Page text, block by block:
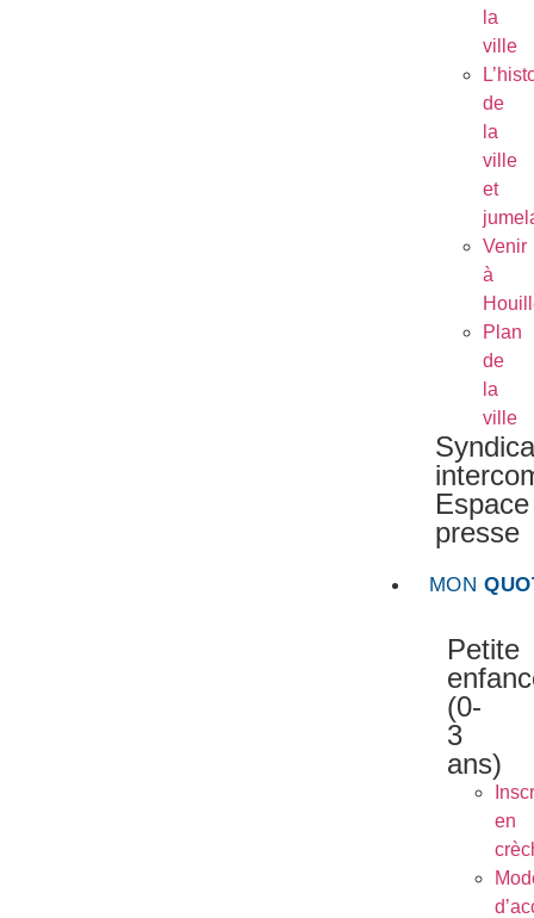
la
ville
de
la
ville
et
Venir
à
Plan
de
la
ville
Espace
presse
MON
Petite
(0-
3
ans)
en